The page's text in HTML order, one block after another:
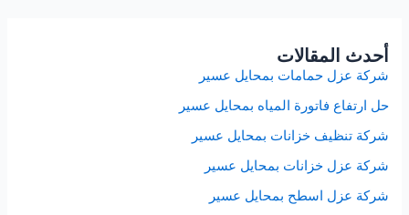
أحدث المقالات
شركة عزل حمامات بمحايل عسير
حل ارتفاع فاتورة المياه بمحايل عسير
شركة تنظيف خزانات بمحايل عسير
شركة عزل خزانات بمحايل عسير
شركة عزل اسطح بمحايل عسير